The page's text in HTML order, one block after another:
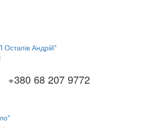
Андрій"
+380 68 207 9772